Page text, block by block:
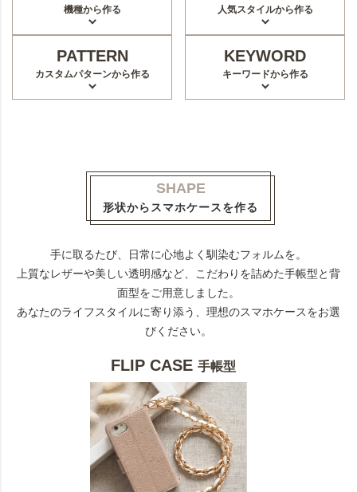
機種から作る 人気スタイルから作る
PATTERN
カスタムパターンから作る
KEYWORD
キーワードから作る
SHAPE
形状からスマホケースを作る
手に取るたび、日常に心地よく馴染むフォルムを。
上質なレザーや美しい透明感など、こだわりを詰めた手帳型と背
面型をご用意しました。
あなたのライフスタイルに寄り添う、理想のスマホケースをお選
びください。
FLIP CASE手帳型